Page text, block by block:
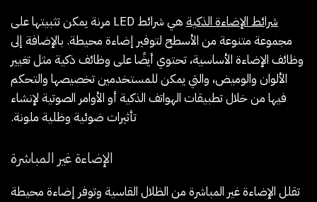
شرائط الإضاءة الذكية
هي شرائط LED مرنة يمكن تثبيتها على
مجموعة متنوعة من الأسطح لتوفير إضاءة محيطة. بالإضافة إلى
وظائف الإضاءة الأساسية، تحتوي أيضًا على وظائف ذكية مثل تغيير
الألوان والوميض، والتي يمكن للمستخدمين تخصيصها والتحكم
فيها من خلال تطبيقات الهواتف الذكية أو الأوامر الصوتية لإنشاء
تأثيرات ضوئية وظلية ملونة.
الإضاءة غير المباشرة
تقلل الإضاءة غير المباشرة من الظلال القاسية وتوفر إضاءة محيطة